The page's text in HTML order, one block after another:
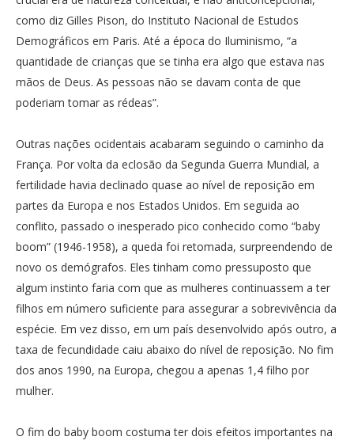
como diz Gilles Pison, do Instituto Nacional de Estudos
Demográficos em Paris. Até a época do Iluminismo, “a
quantidade de crianças que se tinha era algo que estava nas
mãos de Deus. As pessoas não se davam conta de que
poderiam tomar as rédeas”.
Outras nações ocidentais acabaram seguindo o caminho da
França. Por volta da eclosão da Segunda Guerra Mundial, a
fertilidade havia declinado quase ao nível de reposição em
partes da Europa e nos Estados Unidos. Em seguida ao
conflito, passado o inesperado pico conhecido como “baby
boom” (1946-1958), a queda foi retomada, surpreendendo de
novo os demógrafos. Eles tinham como pressuposto que
algum instinto faria com que as mulheres continuassem a ter
filhos em número suficiente para assegurar a sobrevivência da
espécie. Em vez disso, em um país desenvolvido após outro, a
taxa de fecundidade caiu abaixo do nível de reposição. No fim
dos anos 1990, na Europa, chegou a apenas 1,4 filho por
mulher.
O fim do baby boom costuma ter dois efeitos importantes na